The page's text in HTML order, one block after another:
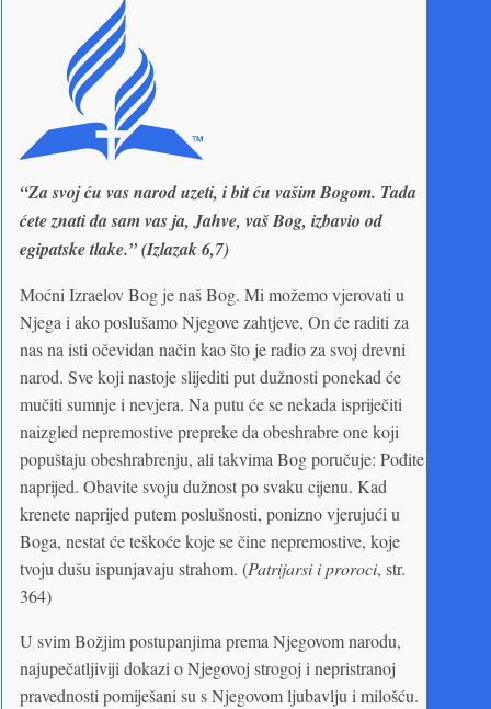
“Za svoj ću vas narod uzeti, i bit ću vašim Bogom. Tada
ćete znati da sam vas ja, Jahve, vaš Bog, izbavio od
egipatske tlake.” (Izlazak 6,7)
Moćni Izraelov Bog je naš Bog. Mi možemo vjerovati u
Njega i ako poslušamo Njegove zahtjeve, On će raditi za
nas na isti očevidan način kao što je radio za svoj drevni
narod. Sve koji nastoje slijediti put dužnosti ponekad će
mučiti sumnje i nevjera. Na putu će se nekada ispriječiti
naizgled nepremostive prepreke da obeshrabre one koji
popuštaju obeshrabrenju, ali takvima Bog poručuje: Pođite
naprijed. Obavite svoju dužnost po svaku cijenu. Kad
krenete naprijed putem poslušnosti, ponizno vjerujući u
Boga, nestat će teškoće koje se čine nepremostive, koje
tvoju dušu ispunjavaju strahom. (Patrijarsi i proroci, str.
364)
U svim Božjim postupanjima prema Njegovom narodu,
najupečatljiviji dokazi o Njegovoj strogoj i nepristranoj
pravednosti pomiješani su s Njegovom ljubavlju i milošću.